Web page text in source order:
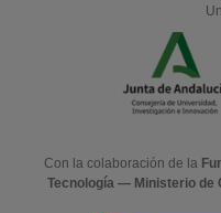
Con la colaboración de la
Tecnología — Ministerio de